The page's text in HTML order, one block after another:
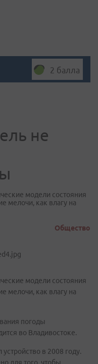
2 балла
не
модели состояния
мелочи, как влагу на
Общество
модели состояния
мелочи, как влагу на
погоды
во Владивостоке.
в 2008 году.